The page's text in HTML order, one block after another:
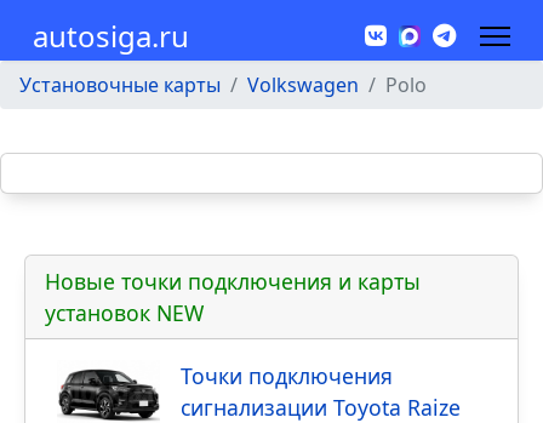
autosiga.ru
Установочные карты Volkswagen Polo
Новые точки подключения и карты
установок NEW
Точки подключения
сигнализации Toyota Raize